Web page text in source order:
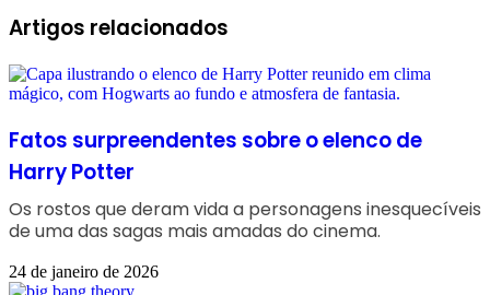
Artigos relacionados
Fatos surpreendentes sobre o elenco de
Harry Potter
Os rostos que deram vida a personagens inesquecíveis
de uma das sagas mais amadas do cinema.
24 de janeiro de 2026